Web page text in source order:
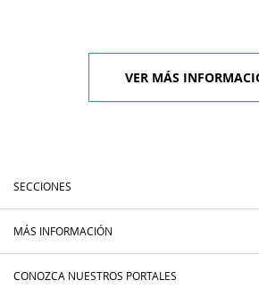
VER MÁS
SECCIONES
MÁS INFORMACIÓN
CONOZCA NUESTROS PORTALES